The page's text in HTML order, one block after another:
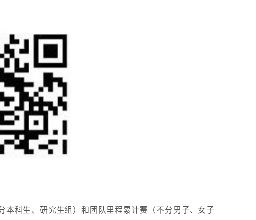
本科生、研究生组）和团队里程累计赛（不分男子、女子